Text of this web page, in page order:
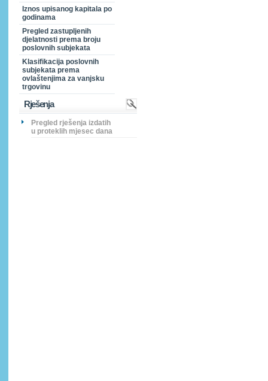
Iznos upisanog kapitala po
godinama
Pregled zastupljenih
djelatnosti prema broju
poslovnih subjekata
Klasifikacija poslovnih
subjekata prema
ovlaštenjima za vanjsku
trgovinu
Rješenja
Pregled rješenja izdatih
u proteklih mjesec dana